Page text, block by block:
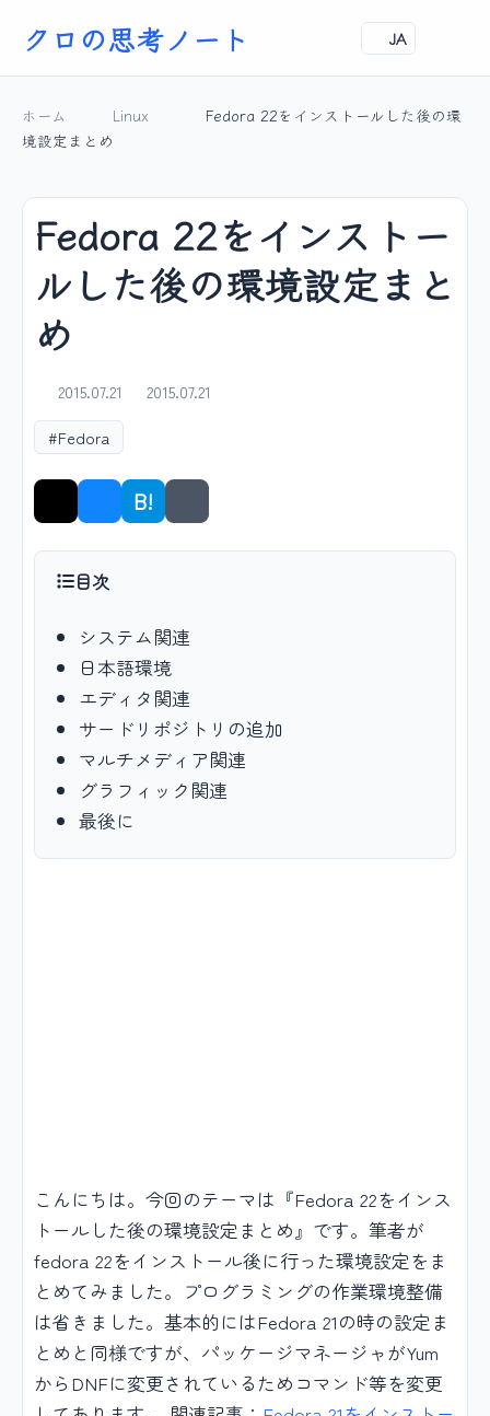
クロの思考ノート JA
ホーム Linux
Fedora 22をインストールした後の環
境設定まとめ
Fedora 22をインストー
ルした後の環境設定まと
め
2015.07.21
2015.07.21
#Fedora
B! シェア
目次
システム関連
日本語環境
エディタ関連
サードリポジトリの追加
マルチメディア関連
グラフィック関連
最後に
こんにちは。今回のテーマは『Fedora 22をインス
トールした後の環境設定まとめ』です。筆者が
fedora 22をインストール後に行った環境設定をま
とめてみました。プログラミングの作業環境整備
は省きました。基本的にはFedora 21の時の設定ま
とめと同様ですが、パッケージマネージャがYum
からDNFに変更されているためコマンド等を変更